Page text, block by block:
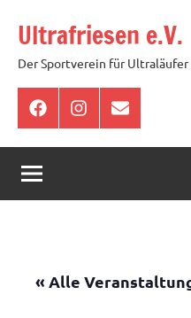
Inhalt
springen
Ultrafriesen e.V.
Der Sportverein für
FacebookInstagram
E-
Mail
« Alle